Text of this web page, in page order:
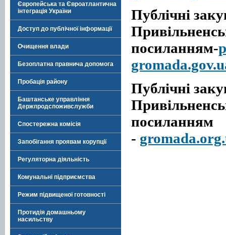
Європейська та Євроатлантична
інтеграція України
Доступ до публічної інформації
Очищення влади
Безоплатна правнича допомога
Пробація району
Баштанське управління
Держпродспоживслужби
Спостережна комісія
Запобігання проявам корупції
Регуляторна діяльність
Комунальні підприємства
Режим підвищеної готовності
Протидія домашньому
насильству
Публічні
посиланням-
Публічні
посиланням
-